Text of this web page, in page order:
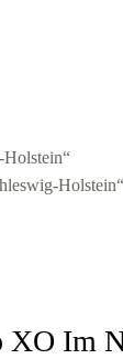
Holstein“
Holstein“
XO Im